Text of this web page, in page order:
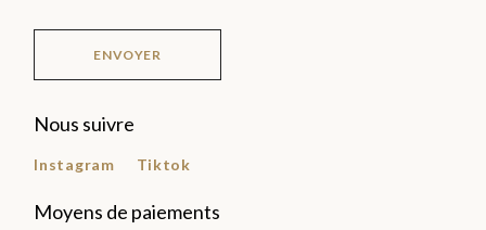
ENVOYER
Nous suivre
Instagram Tiktok
Moyens de paiements